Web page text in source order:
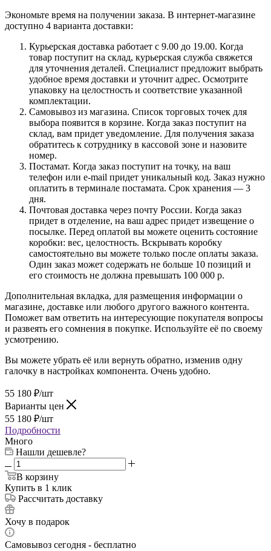
Экономьте время на получении заказа. В интернет-магазине
доступно 4 варианта доставки:
Курьерская доставка работает с 9.00 до 19.00. Когда
товар поступит на склад, курьерская служба свяжется
для уточнения деталей. Специалист предложит выбрать
удобное время доставки и уточнит адрес. Осмотрите
упаковку на целостность и соответствие указанной
комплектации.
Самовывоз из магазина. Список торговых точек для
выбора появится в корзине. Когда заказ поступит на
склад, вам придет уведомление. Для получения заказа
обратитесь к сотруднику в кассовой зоне и назовите
номер.
Постамат. Когда заказ поступит на точку, на ваш
телефон или e-mail придет уникальный код. Заказ нужно
оплатить в терминале постамата. Срок хранения — 3
дня.
Почтовая доставка через почту России. Когда заказ
придет в отделение, на ваш адрес придет извещение о
посылке. Перед оплатой вы можете оценить состояние
коробки: вес, целостность. Вскрывать коробку
самостоятельно вы можете только после оплаты заказа.
Один заказ может содержать не больше 10 позиций и
его стоимость не должна превышать 100 000 р.
Дополнительная вкладка, для размещения информации о
магазине, доставке или любого другого важного контента.
Поможет вам ответить на интересующие покупателя вопросы
и развеять его сомнения в покупке. Используйте её по своему
усмотрению.
Вы можете убрать её или вернуть обратно, изменив одну
галочку в настройках компонента. Очень удобно.
55 180 ₽/шт
Варианты цен
55 180 ₽/шт
Подробности
Много
Нашли дешевле?
В корзину
Купить в 1 клик
Рассчитать доставку
Хочу в подарок
Самовывоз сегодня - бесплатно